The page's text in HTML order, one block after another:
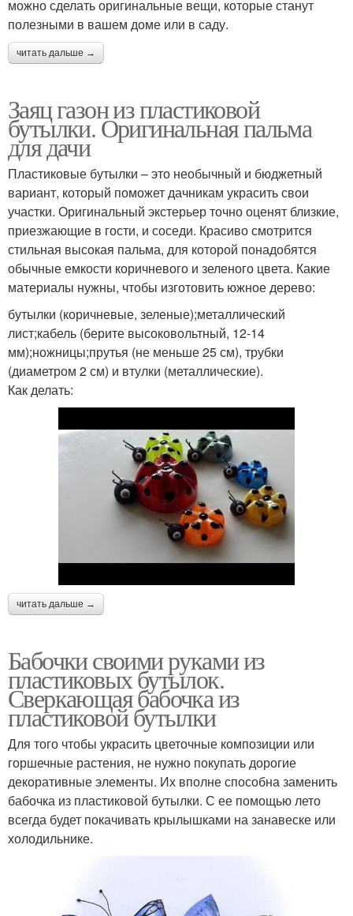
можно сделать оригинальные вещи, которые станут
полезными в вашем доме или в саду.
читать дальше →
Заяц газон из пластиковой
бутылки. Оригинальная пальма
для дачи
Пластиковые бутылки – это необычный и бюджетный
вариант, который поможет дачникам украсить свои
участки. Оригинальный экстерьер точно оценят близкие,
приезжающие в гости, и соседи. Красиво смотрится
стильная высокая пальма, для которой понадобятся
обычные емкости коричневого и зеленого цвета. Какие
материалы нужны, чтобы изготовить южное дерево:
бутылки (коричневые, зеленые);металлический
лист;кабель (берите высоковольтный, 12-14
мм);ножницы;прутья (не меньше 25 см), трубки
(диаметром 2 см) и втулки (металлические).
Как делать:
читать дальше →
Бабочки своими руками из
пластиковых бутылок.
Сверкающая бабочка из
пластиковой бутылки
Для того чтобы украсить цветочные композиции или
горшечные растения, не нужно покупать дорогие
декоративные элементы. Их вполне способна заменить
бабочка из пластиковой бутылки. С ее помощью лето
всегда будет покачивать крылышками на занавеске или
холодильнике.